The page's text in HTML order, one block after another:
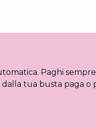
Paghi
tua busta paga o